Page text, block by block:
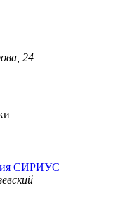
24
СИРИУС